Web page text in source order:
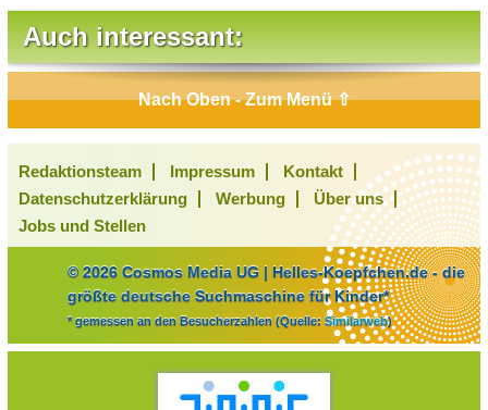
Auch interessant:
Nach Oben - Zum Menü ⇧
Redaktionsteam Impressum
Kontakt
Datenschutzerklärung
Werbung
Über uns
Jobs und Stellen
© 2026 Cosmos Media UG | Helles-Koepfchen.de - die
größte deutsche Suchmaschine für Kinder*
* gemessen an den Besucherzahlen (Quelle: Similarweb)